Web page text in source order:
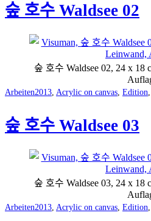
숲 호수 Waldsee 02
숲 호수 Waldsee 02, 24 x
Categorized
as
ArbeitenTagged
2013, Acrylic on canvas, Edition,
숲 호수 Waldsee 03
숲 호수 Waldsee 03, 24 x
Categorized
as
ArbeitenTagged
2013, Acrylic on canvas, Edition,